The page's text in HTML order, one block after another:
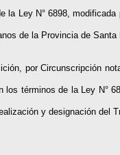
Ley N° 6898,
de la Provincia de Santa
por Circunscripción
términos de la Ley N°
y designación del